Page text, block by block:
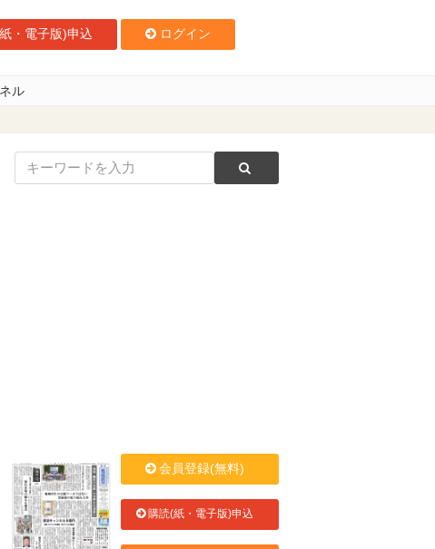
・電子版)申込 ログイン
ル
会員登録(無料)
購読(紙・電子版)申込